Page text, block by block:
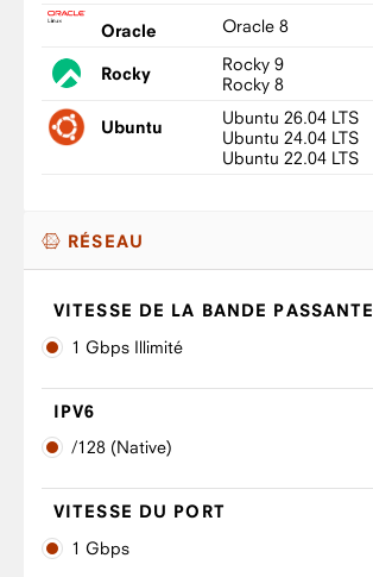
Oracle Oracle 8
Rocky
Rocky 9
Rocky 8
Ubuntu
Ubuntu 26.04 LTS
Ubuntu 24.04 LTS
Ubuntu 22.04 LTS
RÉSEAU
VITESSE DE LA BANDE PASSANTE
1 Gbps Illimité
IPV6
/128 (Native)
VITESSE DU PORT
1 Gbps